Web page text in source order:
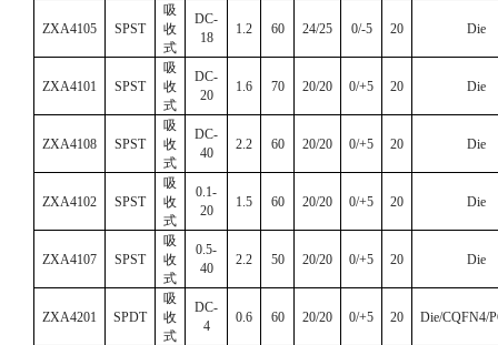
ZXA4105 SPST
吸
收
式
DC-
18
1.2 60 24/25 0/-5 20 Die
ZXA4101 SPST
吸
收
式
DC-
20
1.6 70 20/20 0/+5 20 Die
ZXA4108 SPST
吸
收
式
DC-
40
2.2 60 20/20 0/+5 20 Die
ZXA4102 SPST
吸
收
式
0.1-
20
1.5 60 20/20 0/+5 20 Die
ZXA4107 SPST
吸
收
式
0.5-
40
2.2 50 20/20 0/+5 20 Die
ZXA4201 SPDT
吸
收
式
DC-
4
0.6 60 20/20 0/+5 20 Die/CQFN4/